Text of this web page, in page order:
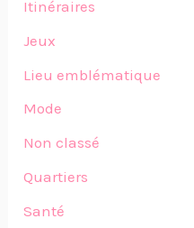
Itinéraires
Jeux
Lieu emblématique
Mode
Non classé
Quartiers
Santé